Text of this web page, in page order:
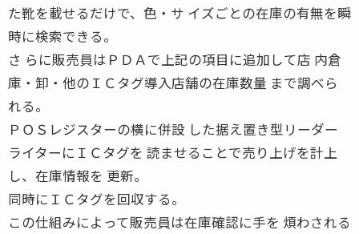
た靴を載せるだけで、色・サ イズごとの在庫の有無を瞬
時に検索できる。
さ らに販売員はＰＤＡで上記の項目に追加して店 内倉
庫・卸・他のＩＣタグ導入店舗の在庫数量 まで調べら
れる。
ＰＯＳレジスターの横に併設 した据え置き型リーダー
ライターにＩＣタグを 読ませることで売り上げを計上
し、在庫情報を 更新。
同時にＩＣタグを回収する。
この仕組みによって販売員は在庫確認に手を 煩わされる